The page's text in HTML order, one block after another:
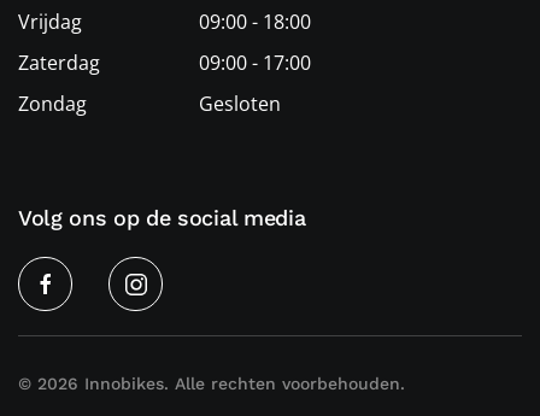
Vrijdag
09:00 - 18:00
Zaterdag
09:00 - 17:00
Zondag
Gesloten
Volg ons op de social media
© 2026 Innobikes. Alle rechten voorbehouden.